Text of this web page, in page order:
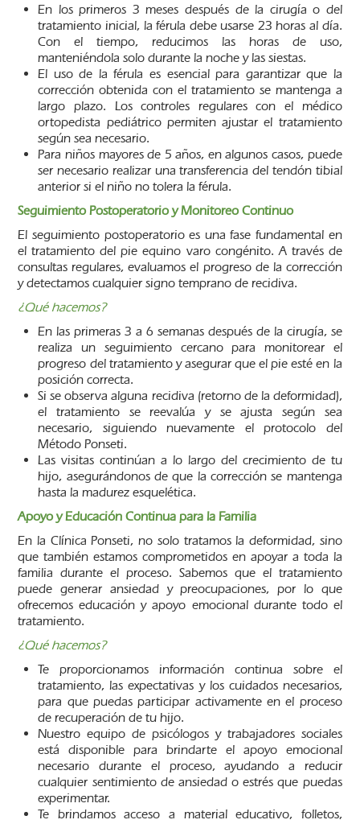
En los primeros 3 meses después de la cirugía o del
tratamiento inicial, la férula debe usarse 23 horas al día.
Con el tiempo, reducimos las horas de uso,
manteniéndola solo durante la noche y las siestas.
El uso de la férula es esencial para garantizar que la
corrección obtenida con el tratamiento se mantenga a
largo plazo. Los controles regulares con el médico
ortopedista pediátrico permiten ajustar el tratamiento
según sea necesario.
Para niños mayores de 5 años, en algunos casos, puede
ser necesario realizar una transferencia del tendón tibial
anterior si el niño no tolera la férula.
Seguimiento Postoperatorio y Monitoreo Continuo
El seguimiento postoperatorio es una fase fundamental en
el tratamiento del pie equino varo congénito. A través de
consultas regulares, evaluamos el progreso de la corrección
y detectamos cualquier signo temprano de recidiva.
¿Qué hacemos?
En las primeras 3 a 6 semanas después de la cirugía, se
realiza un seguimiento cercano para monitorear el
progreso del tratamiento y asegurar que el pie esté en la
posición correcta.
Si se observa alguna recidiva (retorno de la deformidad),
el tratamiento se reevalúa y se ajusta según sea
necesario, siguiendo nuevamente el protocolo del
Método Ponseti.
Las visitas continúan a lo largo del crecimiento de tu
hijo, asegurándonos de que la corrección se mantenga
hasta la madurez esquelética.
Apoyo y Educación Continua para la Familia
En la Clínica Ponseti, no solo tratamos la deformidad, sino
que también estamos comprometidos en apoyar a toda la
familia durante el proceso. Sabemos que el tratamiento
puede generar ansiedad y preocupaciones, por lo que
ofrecemos educación y apoyo emocional durante todo el
tratamiento.
¿Qué hacemos?
Te proporcionamos información continua sobre el
tratamiento, las expectativas y los cuidados necesarios,
para que puedas participar activamente en el proceso
de recuperación de tu hijo.
Nuestro equipo de psicólogos y trabajadores sociales
está disponible para brindarte el apoyo emocional
necesario durante el proceso, ayudando a reducir
cualquier sentimiento de ansiedad o estrés que puedas
experimentar.
Te brindamos acceso a material educativo, folletos,